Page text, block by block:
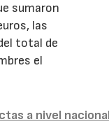
sumaron
las
total de
el
a nivel